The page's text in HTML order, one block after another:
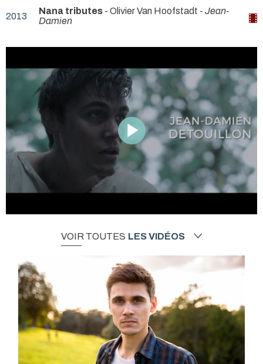
VOIR TOUTES LES VIDÉOS
2013 Nana tributes - Olivier Van Hoofstadt - Jean-
Damien